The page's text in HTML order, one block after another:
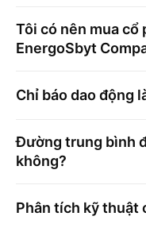
Tôi có nên mua cổ
EnergoSbyt
Chỉ báo dao động
Đường trung bình
không?
Phân tích kỹ thuật